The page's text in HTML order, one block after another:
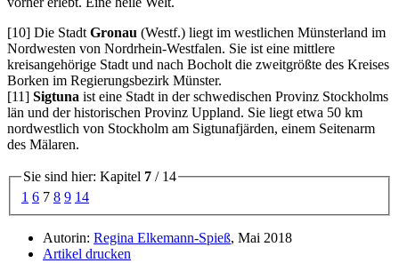
[10] Die Stadt Gronau (Westf.) liegt im westlichen Münsterland im
Nordwesten von Nordrhein-Westfalen. Sie ist eine mittlere
kreisangehörige Stadt und nach Bocholt die zweitgrößte des Kreises
Borken im Regierungsbezirk Münster.
[11] Sigtuna ist eine Stadt in der schwedischen Provinz Stockholms
län und der historischen Provinz Uppland. Sie liegt etwa 50 km
nordwestlich von Stockholm am Sigtunafjärden, einem Seitenarm
des Mälaren.
Sie sind hier: Kapitel 7 / 14
1 6 7 8 9 14
Autorin: Regina Elkemann-Spieß, Mai 2018
Artikel drucken